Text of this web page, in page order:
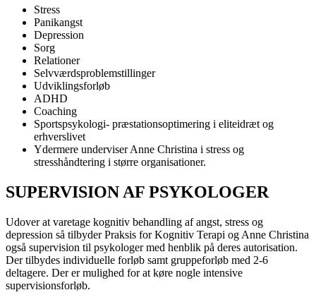
Stress
Panikangst
Depression
Sorg
Relationer
Selvværdsproblemstillinger
Udviklingsforløb
ADHD
Coaching
Sportspsykologi- præstationsoptimering i eliteidræt og
erhverslivet
Ydermere underviser Anne Christina i stress og
stresshåndtering i større organisationer.
SUPERVISION AF PSYKOLOGER
Udover at varetage kognitiv behandling af angst, stress og
depression så tilbyder Praksis for Kognitiv Terapi og Anne Christina
også supervision til psykologer med henblik på deres autorisation.
Der tilbydes individuelle forløb samt gruppeforløb med 2-6
deltagere. Der er mulighed for at køre nogle intensive
supervisionsforløb.